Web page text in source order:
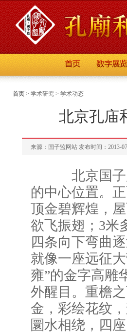
首页 > 学术研究 > 学术动态
北京孔庙
来源：国子监网站 发布时间：2013-
北京国子
的中心位置。
顶金碧辉煌，
欲飞振翅；3米
四条向下弯曲
就像一座远征
雍”的金字高雕
外醒目。重檐
金，彩绘花纹
圜水相绕，四